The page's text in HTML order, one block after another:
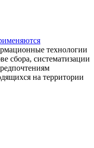
технологии
сбора, систематизации
на территории